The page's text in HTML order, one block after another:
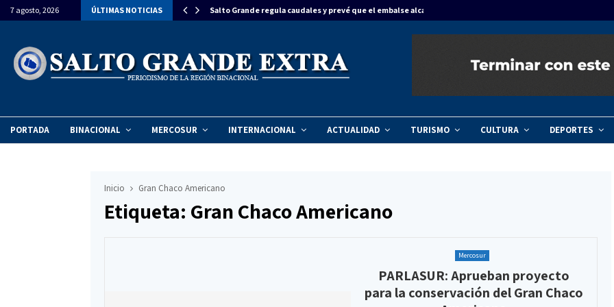
7 agosto, 2026 ÚLTIMAS NOTICIAS
una inversión de $270 millones para… Salto Grande regula caudales y prevé que el embalse alcance…
PORTADA BINACIONAL MERCOSUR INTERNACIONAL ACTUALIDAD TURISMO CULTURA DEPORTES
Inicio Gran Chaco Americano
Etiqueta: Gran Chaco Americano
Mercosur
PARLASUR: Aprueban proyecto
para la conservación del Gran Chaco